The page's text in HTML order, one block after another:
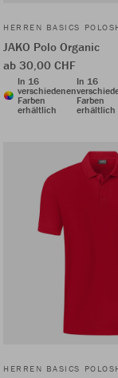
HERREN BASICS
JAKO Polo Organic
ab 30,00 CHF
In 16
verschiedenen
Farben
erhältlich
In 16
Farben
erhältlich
HERREN BASICS